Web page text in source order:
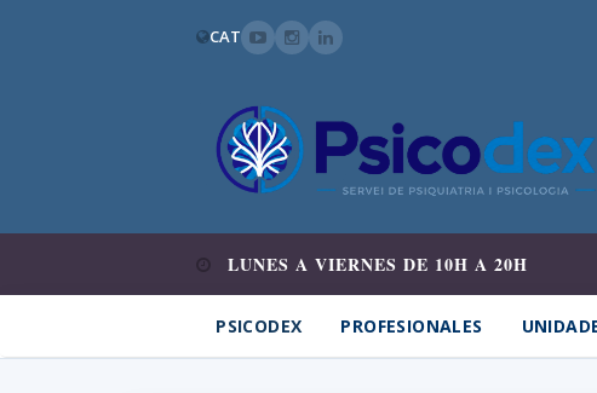
CAT
LUNES A VIERNES DE 10H A 20H
PSICODEX PROFESIONALES